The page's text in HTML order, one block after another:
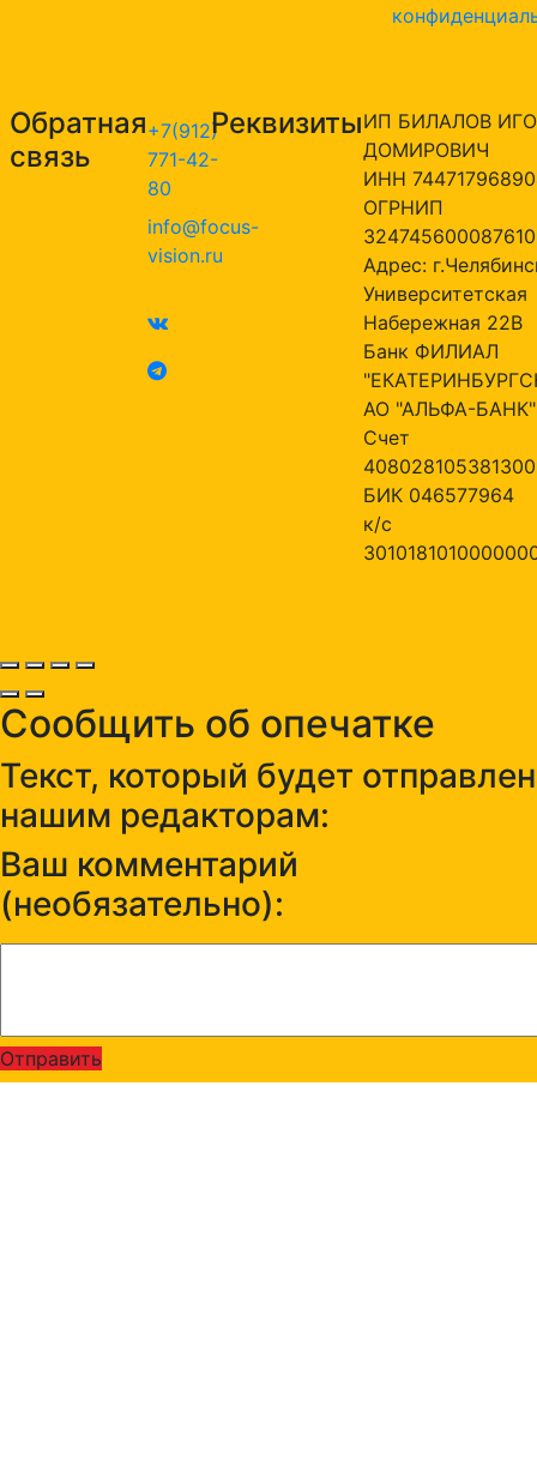
Обратная
связь
+7(912)
771-42-
80
info@focus-
vision.ru
РеквизитыИП БИЛАЛОВ
ДОМИРОВИЧ
ИНН
ОГРНИП
324745600087610
Адрес:
Университетская
Набережная 22В
Банк ФИЛИАЛ
АО "АЛЬФА-БАНК"
Счет
БИК 046577964
к/с
Сообщить об опечатке
Текст, который будет отправлен
нашим редакторам:
Ваш комментарий
(необязательно):
Отправить